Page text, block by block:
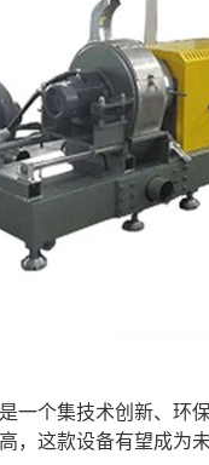
一个集技术创新、环
，这款设备有望成为